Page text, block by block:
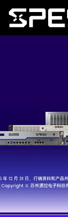
解决方案
商务模式